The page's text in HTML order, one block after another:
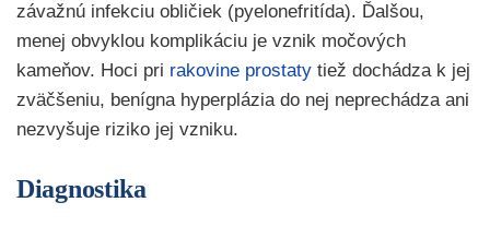
závažnú infekciu obličiek (pyelonefritída). Ďalšou,
menej obvyklou komplikáciu je vznik močových
kameňov. Hoci pri rakovine prostaty tiež dochádza k jej
zväčšeniu, benígna hyperplázia do nej neprechádza ani
nezvyšuje riziko jej vzniku.
Diagnostika